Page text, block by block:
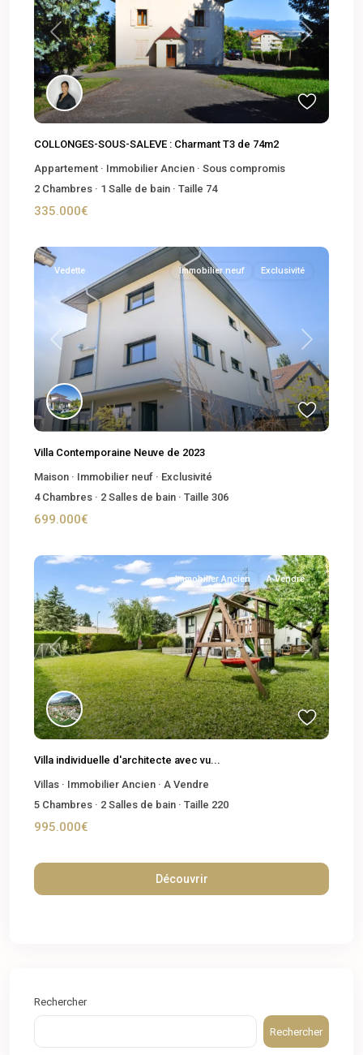
Previous Next
COLLONGES-SOUS-SALEVE : Charmant T3 de 74m2
Appartement · Immobilier Ancien · Sous compromis
2 Chambres · 1 Salle de bain · Taille 74
335.000€
Previous Next
Vedette Immobilier neuf Exclusivité
Villa Contemporaine Neuve de 2023
Maison · Immobilier neuf · Exclusivité
4Chambres · 2 Salles de bain · Taille 306
699.000€
Previous Next
Immobilier Ancien A Vendre
Villa individuelle d'architecte avec vu...
Villas · Immobilier Ancien · A Vendre
5 Chambres · 2 Salles de bain · Taille 220
995.000€
Découvrir
Rechercher
Rechercher